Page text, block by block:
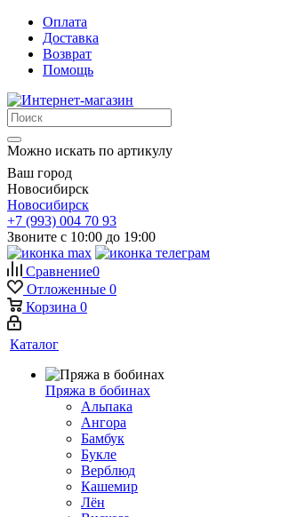
Оплата
Доставка
Возврат
Помощь
Можно искать по артикулу
Ваш город
Новосибирск
Новосибирск
+7 (993) 004 70 93
Звоните с 10:00 до 19:00
Сравнение0
Отложенные 0
Корзина 0
Каталог
Пряжа в бобинах
Альпака
Ангора
Бамбук
Букле
Верблюд
Кашемир
Лён